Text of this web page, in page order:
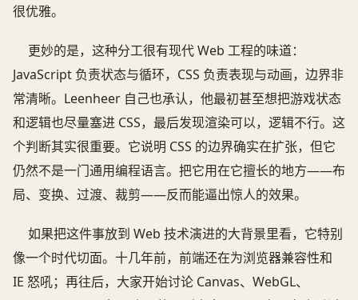
很优雅。
更妙的是，这种分工很有现代 Web 工程的味道：
JavaScript 负责状态与循环，CSS 负责表现与动画，边界非
常清晰。Leenheer 自己也承认，他最初甚至想把游戏状态
和逻辑也尽量塞进 CSS，最后发现渲染可以，逻辑不行。这
个判断其实很重要。它说明 CSS 的边界确实在扩张，但它
仍然不是一门通用编程语言。把它用在它擅长的地方——布
局、变换、过渡、裁剪——反而能逼出惊人的效果。
如果把这件事放到 Web 技术演进的大背景里看，它特别
像一个时代切面。十几年前，前端还在为浏览器兼容性和
IE 怒吼；再往后，大家开始讨论 Canvas、WebGL、